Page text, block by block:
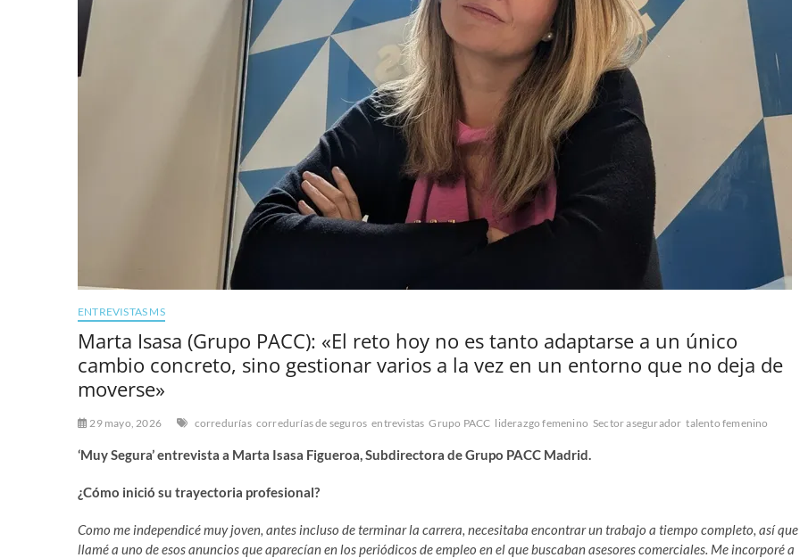
ENTREVISTAS MS
Marta Isasa (Grupo PACC): «El reto hoy no es tanto adaptarse a un único
cambio concreto, sino gestionar varios a la vez en un entorno que no deja de
moverse»
29 mayo, 2026 corredurías corredurías de seguros entrevistas Grupo PACC liderazgo femenino Sector asegurador talento femenino
‘Muy Segura’ entrevista a Marta Isasa Figueroa, Subdirectora de Grupo PACC Madrid.
¿Cómo inició su trayectoria profesional?
Como me independicé muy joven, antes incluso de terminar la carrera, necesitaba encontrar un trabajo a tiempo completo, así que
llamé a uno de esos anuncios que aparecían en los periódicos de empleo en el que buscaban asesores comerciales. Me incorporé a